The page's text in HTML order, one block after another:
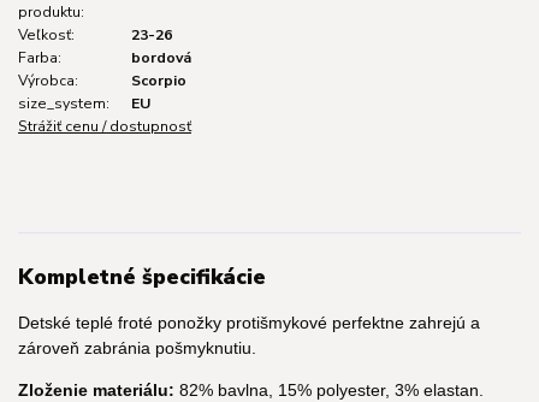
produktu:
Veľkosť:
23-26
Farba:
bordová
Výrobca:
Scorpio
size_system:
EU
Strážiť cenu / dostupnosť
Kompletné špecifikácie
Detské teplé froté ponožky protišmykové perfektne zahrejú a
zároveň zabránia pošmyknutiu.
Zloženie materiálu: 82% bavlna, 15% polyester, 3% elastan.